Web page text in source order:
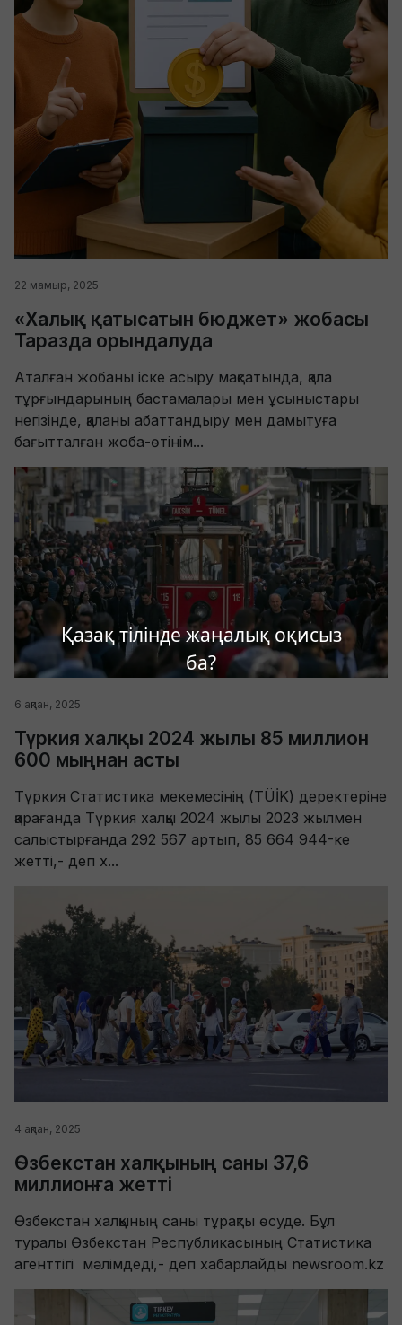
Қазақ тілінде жаңалық оқисыз
ба?
22 мамыр, 2025
«Халық қатысатын бюджет» жобасы
Таразда орындалуда
Аталған жобаны іске асыру мақсатында, қала
тұрғындарының бастамалары мен ұсыныстары
негізінде, қаланы абаттандыру мен дамытуға
бағытталған жоба-өтінім...
6 ақпан, 2025
Түркия халқы 2024 жылы 85 миллион
600 мыңнан асты
Түркия Статистика мекемесінің (TÜİK) деректеріне
қарағанда Түркия халқы 2024 жылы 2023 жылмен
салыстырғанда 292 567 артып, 85 664 944-ке
жетті,- деп х...
4 ақпан, 2025
Өзбекстан халқының саны 37,6
миллионға жетті
Өзбекстан халқының саны тұрақты өсуде. Бұл
туралы Өзбекстан Республикасының Статистика
агенттігі мәлімдеді,- деп хабарлайды newsroom.kz